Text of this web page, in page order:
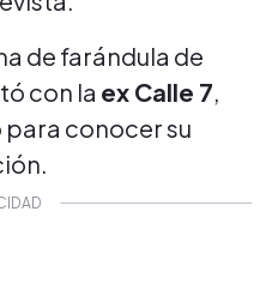
de farándula de
con la ex Calle 7,
conocer su